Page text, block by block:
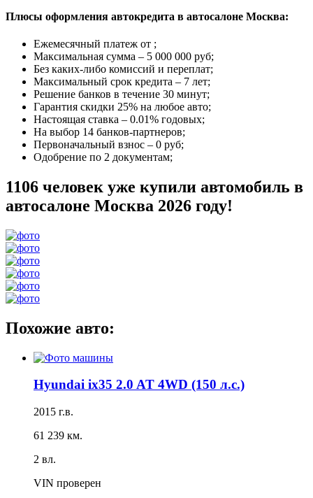
Плюсы оформления автокредита в автосалоне Москва:
Ежемесячный платеж от ;
Максимальная сумма – 5 000 000 руб;
Без каких-либо комиссий и переплат;
Максимальный срок кредита – 7 лет;
Решение банков в течение 30 минут;
Гарантия скидки 25% на любое авто;
Настоящая ставка – 0.01% годовых;
На выбор 14 банков-партнеров;
Первоначальный взнос – 0 руб;
Одобрение по 2 документам;
1106 человек уже купили автомобиль в
автосалоне Москва 2026 году!
Похожие авто:
Hyundai ix35 2.0 AT 4WD (150 л.с.)
2015 г.в.
61 239 км.
2 вл.
VIN проверен